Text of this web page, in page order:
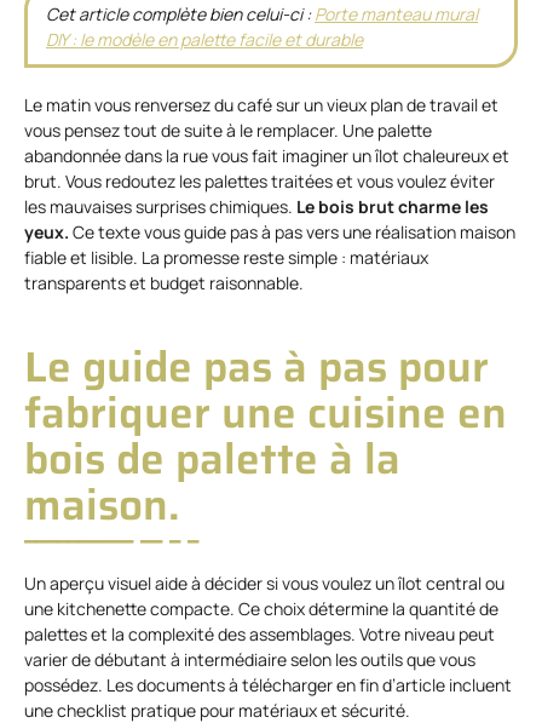
Cet article complète bien celui-ci :Porte manteau mural
DIY : le modèle en palette facile et durable
Le matin vous renversez du café sur un vieux plan de travail et
vous pensez tout de suite à le remplacer. Une palette
abandonnée dans la rue vous fait imaginer un îlot chaleureux et
brut. Vous redoutez les palettes traitées et vous voulez éviter
les mauvaises surprises chimiques. Le bois brut charme les
yeux. Ce texte vous guide pas à pas vers une réalisation maison
fiable et lisible. La promesse reste simple : matériaux
transparents et budget raisonnable.
Le guide pas à pas pour
fabriquer une cuisine en
bois de palette à la
maison.
Un aperçu visuel aide à décider si vous voulez un îlot central ou
une kitchenette compacte. Ce choix détermine la quantité de
palettes et la complexité des assemblages. Votre niveau peut
varier de débutant à intermédiaire selon les outils que vous
possédez. Les documents à télécharger en fin d’article incluent
une checklist pratique pour matériaux et sécurité.